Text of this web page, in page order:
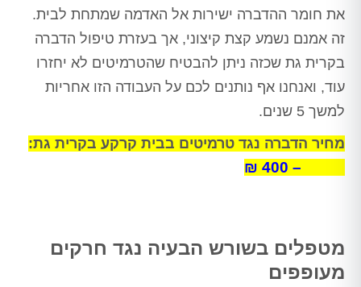
את חומר ההדברה ישירות אל האדמה שמתחת לבית.
זה אמנם נשמע קצת קיצוני, אך בעזרת טיפול הדברה
בקרית גת שכזה ניתן להבטיח שהטרמיטים לא יחזרו
עוד, ואנחנו אף נותנים לכם על העבודה הזו אחריות
למשך 5 שנים.
מחיר הדברה נגד טרמיטים בבית קרקע בקרית גת:
מטפלים בשורש הבעיה נגד חרקים
מעופפים